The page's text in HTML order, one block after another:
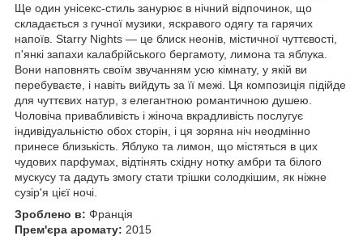
Ще один унісекс-стиль занурює в нічний відпочинок, що
складається з гучної музики, яскравого одягу та гарячих
напоїв. Starry Nights — це блиск неонів, містичної чуттєвості,
п'янкі запахи калабрійського бергамоту, лимона та яблука.
Вони наповнять своїм звучанням усю кімнату, у якій ви
перебуваєте, і навіть вийдуть за її межі. Ця композиція підійде
для чуттєвих натур, з елегантною романтичною душею.
Чоловіча привабливість і жіноча вкрадливість послугує
індивідуальністю обох сторін, і ця зоряна ніч неодмінно
принесе близькість. Яблуко та лимон, що містяться в цих
чудових парфумах, відтінять східну нотку амбри та білого
мускусу та дадуть змогу стати трішки солодкішим, як ніжне
сузір'я цієї ночі.
Зроблено в: Франція
Прем'єра аромату: 2015